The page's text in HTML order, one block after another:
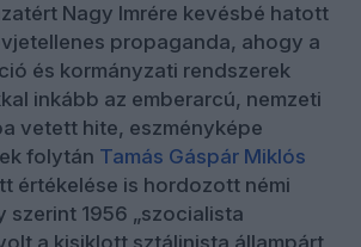
Nagy Imrére kevésbé hatott
propaganda, ahogy a
és kormányzati rendszerek
inkább az emberarcú, nemzeti
vetett hite, eszményképe
folytán Tamás Gáspár Miklós
értékelése is hordozott némi
szerint 1956 „szocialista